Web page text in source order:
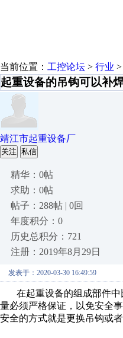
当前位置： 工控论坛 > 行业 >
起重设备的吊钩可以补
靖江市起重设备厂
关注 私信
精华：0帖
求助：0帖
帖子：288帖 | 0回
年度积分：0
历史总积分：721
注册：2019年8月29日
发表于：2020-03-30 16:49:59
在起重设备的组成部件
量必须严格保证，以免安全
安全的方式就是更换吊钩或